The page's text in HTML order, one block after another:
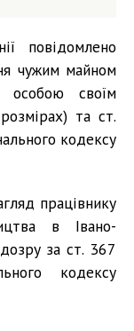
повідомлено
чужим майном
особою своїм
та ст.
кодексу
працівнику
в Івано-
за ст. 367
кодексу